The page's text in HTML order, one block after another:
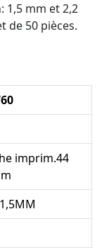
1,5 mm et 2,2
de 50 pièces.
imprim.44